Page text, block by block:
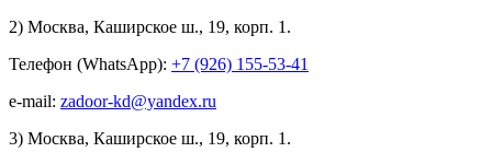
2) Москва, Каширское ш., 19, корп. 1.
Телефон (WhatsApp): +7 (926) 155-53-41
e-mail: zadoor-kd@yandex.ru
3) Москва, Каширское ш., 19, корп. 1.